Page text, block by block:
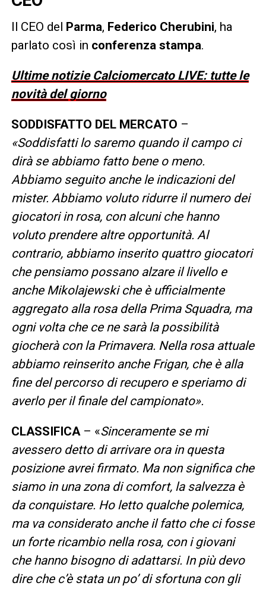
Il CEO del Parma, Federico Cherubini, ha
parlato così in conferenza stampa.
Ultime notizie Calciomercato LIVE: tutte le
novità del giorno
SODDISFATTO DEL MERCATO –
«Soddisfatti lo saremo quando il campo ci
dirà se abbiamo fatto bene o meno.
Abbiamo seguito anche le indicazioni del
mister. Abbiamo voluto ridurre il numero dei
giocatori in rosa, con alcuni che hanno
voluto prendere altre opportunità. Al
contrario, abbiamo inserito quattro giocatori
che pensiamo possano alzare il livello e
anche Mikolajewski che è ufficialmente
aggregato alla rosa della Prima Squadra, ma
ogni volta che ce ne sarà la possibilità
giocherà con la Primavera. Nella rosa attuale
abbiamo reinserito anche Frigan, che è alla
fine del percorso di recupero e speriamo di
averlo per il finale del campionato».
CLASSIFICA – «Sinceramente se mi
avessero detto di arrivare ora in questa
posizione avrei firmato. Ma non significa che
siamo in una zona di comfort, la salvezza è
da conquistare. Ho letto qualche polemica,
ma va considerato anche il fatto che ci fosse
un forte ricambio nella rosa, con i giovani
che hanno bisogno di adattarsi. In più devo
dire che c’è stata un po’ di sfortuna con gli